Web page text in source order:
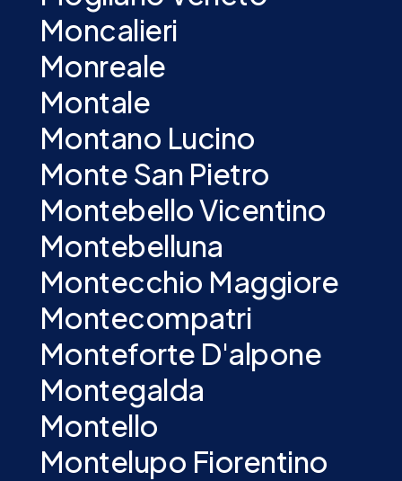
Moncalieri
Monreale
Montale
Montano Lucino
Monte San Pietro
Montebello Vicentino
Montebelluna
Montecchio Maggiore
Montecompatri
Monteforte D'alpone
Montegalda
Montello
Montelupo Fiorentino